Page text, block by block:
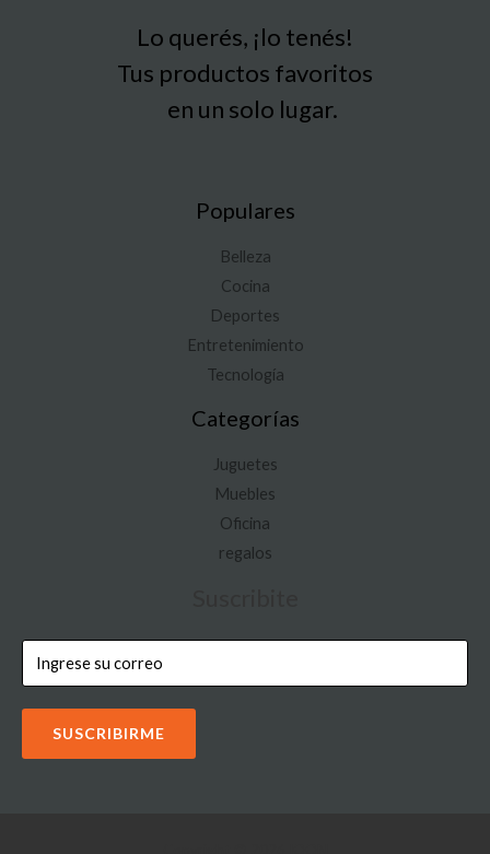
Lo querés, ¡lo tenés!
Tus productos favoritos
en un solo lugar.
Populares
Belleza
Cocina
Deportes
Entretenimiento
Tecnología
Categorías
Juguetes
Muebles
Oficina
regalos
SUSCRIBIRME